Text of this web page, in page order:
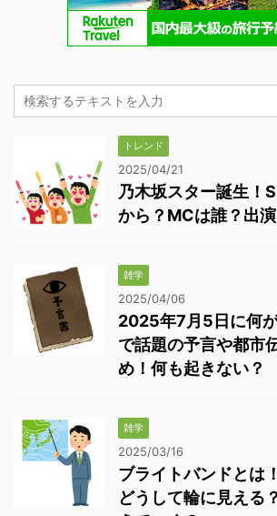
トレンド
2025/04/21
乃木坂スター誕生！
から？MCは誰？出
雑学
2025/04/06
2025年7月5日に何
で話題の予言や都市
め！何も起きない？
雑学
2025/03/16
ブライトバンドとは
どうして輪に見える